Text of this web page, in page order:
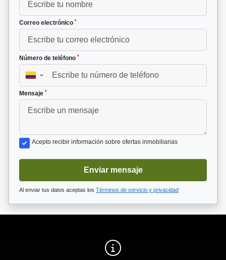
Correo electrónico *
Número de teléfono *
▼
Mensaje *
Acepto recibir información sobre ofertas inmobiliarias
Enviar mensaje
Al enviar tus datos aceptas los Términos de servicio y privacidad